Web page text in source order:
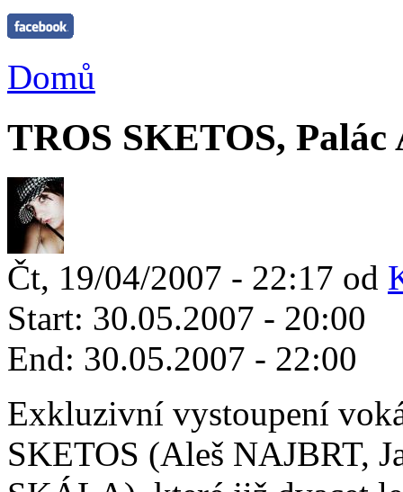
Domů
TROS SKETOS,
Čt, 19/04/2007 - 22:17 od
Start: 30.05.2007 - 20:00
End: 30.05.2007 - 22:00
Exkluzivní vystoupení
SKETOS (Aleš NAJBRT,